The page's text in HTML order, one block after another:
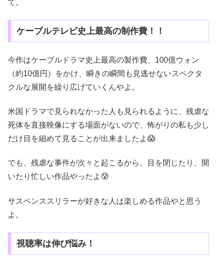
て。
ケーブルテレビ史上最高の制作費！！
今作はケーブルドラマ史上最高の製作費、100億ウォン
（約10億円）をかけ、瞬きの瞬間も見逃せないスペクタ
クルな展開を繰り広げていくんやよ。
米国ドラマで見られなかった人も見られるように、残虐な
死体を直接映像にする場面がないので、怖がりの私も少し
だけ目を細めて見ることが出来ましたよ😱
でも、残虐な事件が次々と起こるから、目を閉じたり、開
いたり忙しい作品やったよ😰
サスペンススリラーが好きな人は楽しめる作品やと思う
よ。
視聴率は伸び悩み！